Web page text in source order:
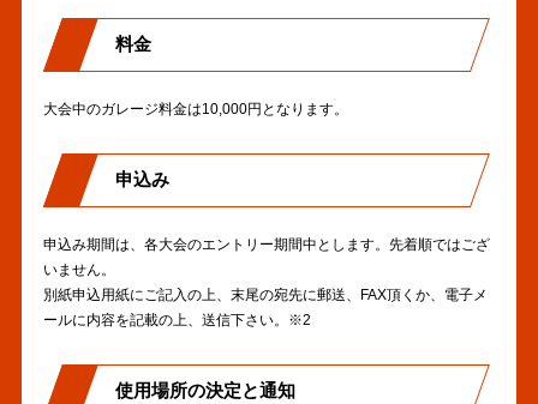
料金
大会中のガレージ料金は10,000円となります。
申込み
申込み期間は、各大会のエントリー期間中とします。先着順ではござ
いません。
別紙申込用紙にご記入の上、末尾の宛先に郵送、FAX頂くか、電子メ
ールに内容を記載の上、送信下さい。※2
使用場所の決定と通知